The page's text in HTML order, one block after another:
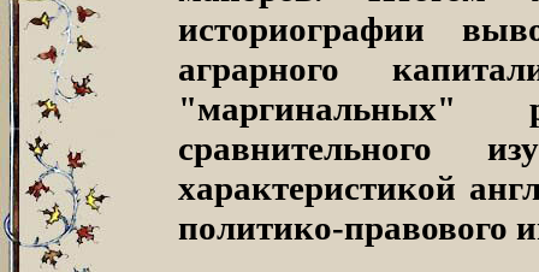
историографии
аграрного
сравнительного
характеристикой
политико-правового